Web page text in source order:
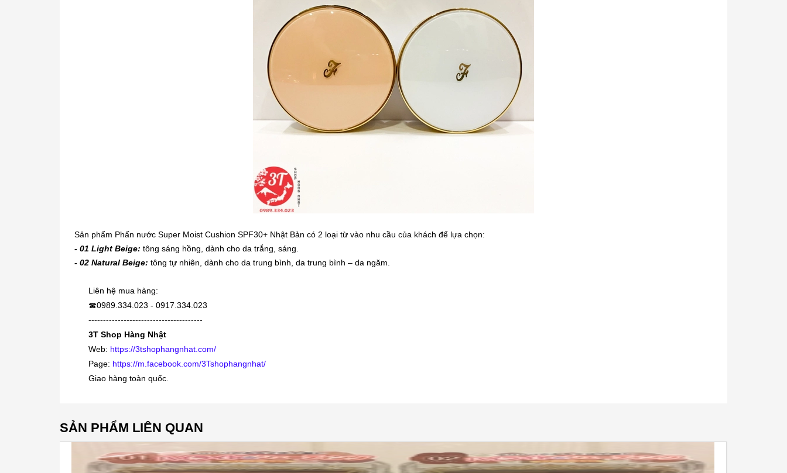
Sản phẩm Phấn nước Super Moist Cushion SPF30+ Nhật Bản có 2 loại từ vào nhu cầu của khách để lựa chọn:
- 01 Light Beige: tông sáng hồng, dành cho da trắng, sáng.
- 02 Natural Beige: tông tự nhiên, dành cho da trung bình, da trung bình – da ngăm.
Liên hệ mua hàng:
☎0989.334.023 - 0917.334.023
---------------------------------------
3T Shop Hàng Nhật
Web: https://3tshophangnhat.com/
Page: https://m.facebook.com/3Tshophangnhat/
Giao hàng toàn quốc.
SẢN PHẨM LIÊN QUAN